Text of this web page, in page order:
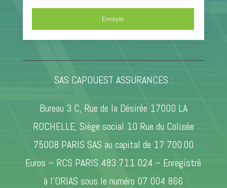
Envoyer
SAS CAPOUEST ASSURANCES :
Bureau 3 C, Rue de la Désirée 17000 LA
ROCHELLE, Siège social 10 Rue du Colisée
75008 PARIS SAS au capital de 17 700.00
Euros – RCS PARIS 483 711 024 – Enregistré
à l’ORIAS sous le numéro 07 004 866